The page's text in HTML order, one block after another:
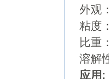
外观
粘度
比重
溶解
应用 :